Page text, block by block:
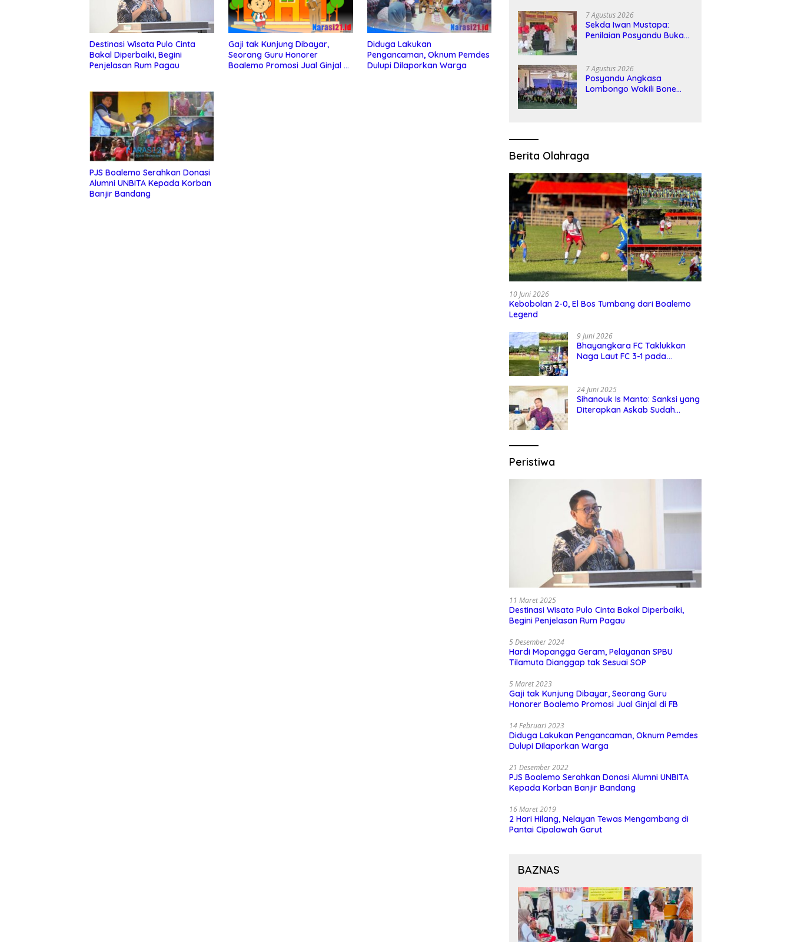
Destinasi Wisata Pulo Cinta
Bakal Diperbaiki, Begini
Penjelasan Rum Pagau
Gaji tak Kunjung Dibayar,
Seorang Guru Honorer
Boalemo Promosi Jual Ginjal di
Diduga Lakukan
Pengancaman, Oknum Pemdes
Dulupi Dilaporkan Warga
PJS Boalemo Serahkan Donasi
Alumni UNBITA Kepada Korban
Banjir Bandang
7 Agustus 2026
Sekda Iwan Mustapa:
Penilaian Posyandu Bukan
Warga
7 Agustus 2026
Posyandu Angkasa
Lombongo Wakili Bone
Berita Olahraga
10 Juni 2026
Kebobolan 2-0, El Bos Tumbang dari Boalemo
Legend
9 Juni 2026
Bhayangkara FC Taklukkan
Naga Laut FC 3-1 pada
24 Juni 2025
Sihanouk Is Manto: Sanksi yang
Diterapkan Askab Sudah
Peristiwa
11 Maret 2025
Destinasi Wisata Pulo Cinta Bakal Diperbaiki,
Begini Penjelasan Rum Pagau
5 Desember 2024
Hardi Mopangga Geram, Pelayanan SPBU
Tilamuta Dianggap tak Sesuai SOP
5 Maret 2023
Gaji tak Kunjung Dibayar, Seorang Guru
Honorer Boalemo Promosi Jual Ginjal di FB
14 Februari 2023
Diduga Lakukan Pengancaman, Oknum Pemdes
Dulupi Dilaporkan Warga
21 Desember 2022
PJS Boalemo Serahkan Donasi Alumni UNBITA
Kepada Korban Banjir Bandang
16 Maret 2019
2 Hari Hilang, Nelayan Tewas Mengambang di
Pantai Cipalawah Garut
BAZNAS